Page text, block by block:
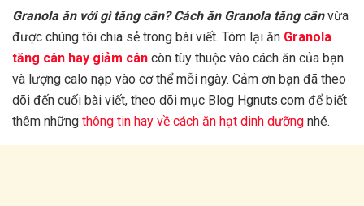
Granola ăn với gì tăng cân? Cách ăn Granola tăng cânvừa
được chúng tôi chia sẻ trong bài viết. Tóm lại ăn Granola
tăng cân hay giảm cân còn tùy thuộc vào cách ăn của bạn
và lượng calo nạp vào cơ thể mỗi ngày. Cảm ơn bạn đã theo
dõi đến cuối bài viết, theo dõi mục Blog Hgnuts.com để biết
thêm những thông tin hay về cách ăn hạt dinh dưỡng nhé.